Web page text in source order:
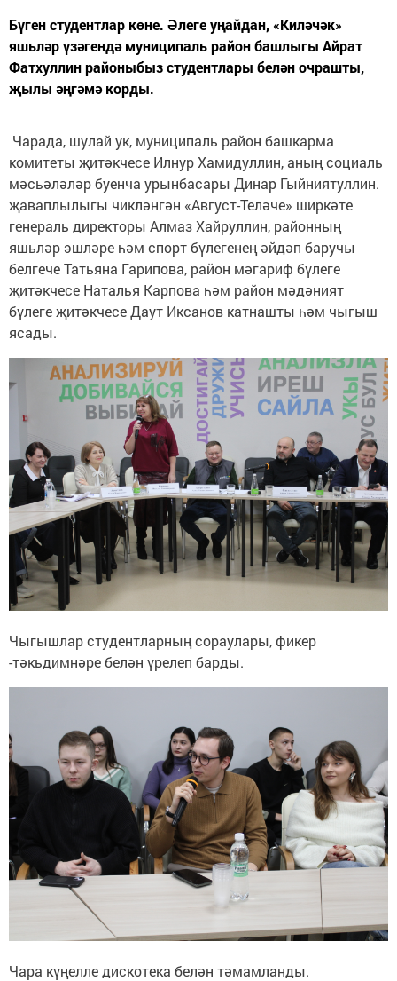
Бүген студентлар көне. Әлеге уңайдан, «Киләчәк»
яшьләр үзәгендә муниципаль район башлыгы Айрат
Фатхуллин районыбыз студентлары белән очрашты,
җылы әңгәмә корды.
Чарада, шулай ук, муниципаль район башкарма
комитеты җитәкчесе Илнур Хамидуллин, аның социаль
мәсьәләләр буенча урынбасары Динар Гыйниятуллин.
җаваплылыгы чикләнгән «Август-Теләче» ширкәте
генераль директоры Алмаз Хайруллин, районның
яшьләр эшләре һәм спорт бүлегенең әйдәп баручы
белгече Татьяна Гарипова, район мәгариф бүлеге
җитәкчесе Наталья Карпова һәм район мәдәният
бүлеге җитәкчесе Даут Иксанов катнашты һәм чыгыш
ясады.
Чыгышлар студентларның сораулары, фикер
-тәкьдимнәре белән үрелеп барды.
Чара күңелле дискотека белән тәмамланды.